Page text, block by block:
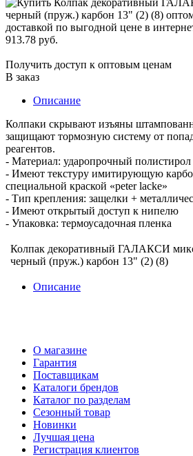
913.78 руб.
Получить доступ к оптовым ценам
В заказ
Описание
Колпаки скрывают изъяны
защищают тормозную систему от
реагентов.
- Материал: ударопрочный полистирол
- Имеют текстуру имитирующую
специальной краской «peter lacke»
- Тип крепления: защелки +
- Имеют открытый доступ к нипелю
- Упаковка: термоусадочная пленка
Колпак декоративный ГАЛАКСИ
черный (пруж.) карбон 13" (2) (8)
Описание
О магазине
Гарантия
Поставщикам
Каталоги брендов
Каталог по разделам
Сезонный товар
Новинки
Лучшая цена
Регистрация клиентов